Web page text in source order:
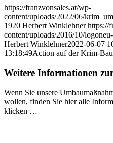
https://franzvonsales.at/wp-
content/uploads/2022/06/
1920 Herbert Winklehner https://
content/uploads/2016/10/
Herbert Winklehner2022-06-07
13:18:49Action auf der Krim-
Weitere Informationen
Wenn Sie unsere
wollen, finden Sie hier alle
klicken …